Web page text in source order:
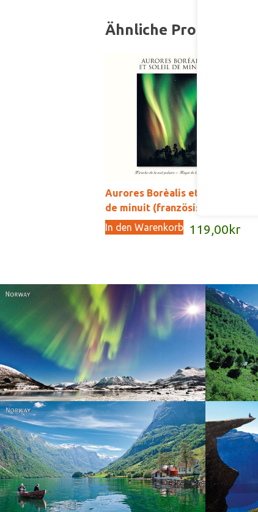
Ähnliche Produkte
Aurores Borèalis et soleil
de minuit (französisch)
119,00 kr
In den Warenkorb
Norway
Norway